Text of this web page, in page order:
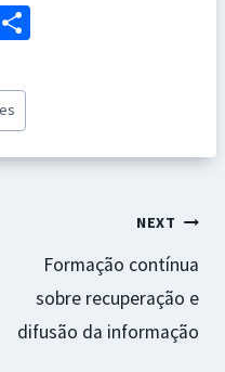
NEXT
Formação contínua
sobre recuperação e
difusão da informação